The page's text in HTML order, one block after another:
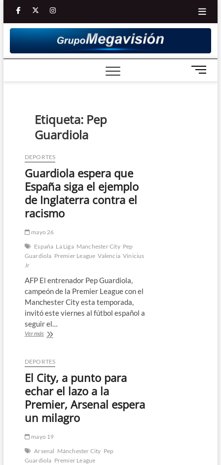
Saltar
contenido
facebooktwitter
Youtube
instagram
B
o
Etiqueta: Pep
Guardiola
DEPORTES
Guardiola espera que
España siga el ejemplo
de Inglaterra contra el
racismo
mayo 26
España La Liga Manchester City Pep
Guardiola Premier League Valencia Vinicius
Jr
AFP El entrenador Pep Guardiola,
campeón de la Premier League con el
Manchester City esta temporada,
invitó este viernes al fútbol español a
seguir el…
Ver másGuardiola
España
siga
el
ejemplo
de
Inglaterra
contra
el
DEPORTES
El City, a punto para
echar el lazo a la
Premier, Arsenal espera
un milagro
mayo 19
Arsenal Mánchester City Pep
Guardiola Premier League